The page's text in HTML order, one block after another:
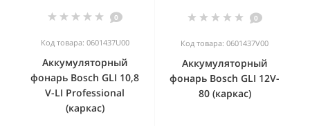
0
Код товара: 0601437U00
Аккумуляторный
фонарь Bosch GLI 10,8
V-LI Professional
(каркас)
0
Код товара: 0601437V00
Аккумуляторный
фонарь Bosch GLI 12V-
80 (каркас)